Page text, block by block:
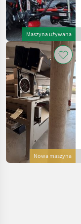
Maszyna używana
Nowa maszyna